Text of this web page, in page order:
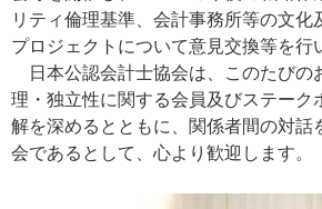
リティ倫理基準、会計事務所等の文化
プロジェクトについて意見交換等を行
日本公認会計士協会は、このたびの
理・独立性に関する会員及びステーク
解を深めるとともに、関係者間の対話
会であるとして、心より歓迎します。